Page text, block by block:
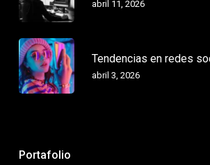
abril 11, 2026
Tendencias en redes
abril 3, 2026
Portafolio